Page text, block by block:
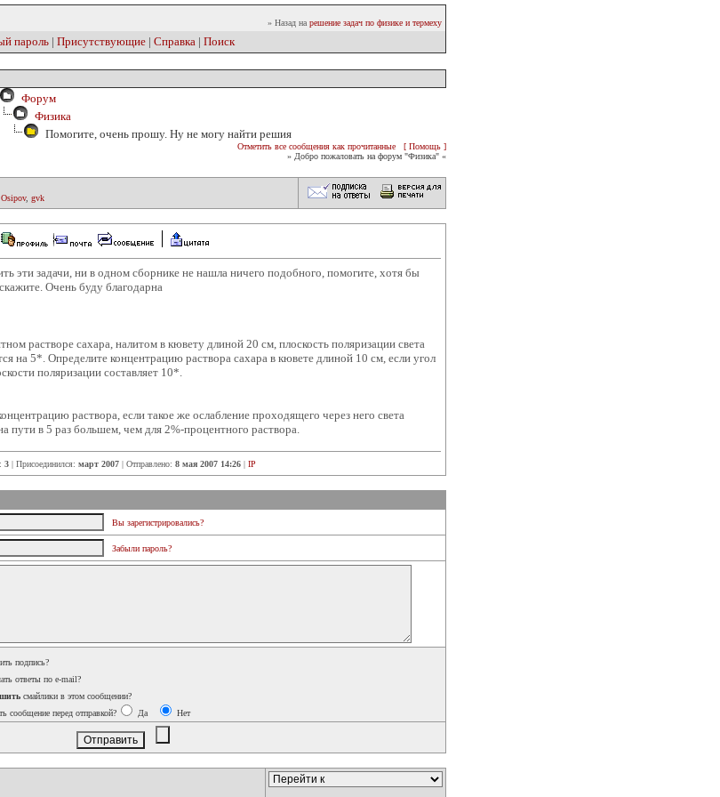
» Назад на решение задач по физике и термеху
пароль | Присутствующие | Справка | Поиск
Форум
Физика
Помогите, очень прошу. Ну не могу найти решия
Отметить все сообщения как прочитанные
[ Помощь ]
» Добро пожаловать на форум "Физика" «
, gvk
эти задачи, ни в одном сборнике не нашла ничего подобного, помогите, хотя бы
Очень буду благодарна
растворе сахара, налитом в кювету длиной 20 см, плоскость поляризации света
на 5*. Определите концентрацию раствора сахара в кювете длиной 10 см, если угол
поляризации составляет 10*.
раствора, если такое же ослабление проходящего через него света
пути в 5 раз большем, чем для 2%-процентного раствора.
3 | Присоединился: март 2007 | Отправлено: 8 мая 2007 14:26 | IP
Вы зарегистрировались?
Забыли пароль?
подпись?
ответы по e-mail?
смайлики в этом сообщении?
сообщение перед отправкой?
Да Нет